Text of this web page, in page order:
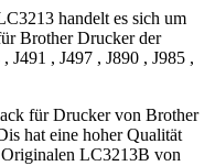
handelt es sich um
Brother Drucker der
J491 , J497 , J890 , J985 ,
für Drucker von Brother
hat eine hoher Qualität
LC3213B von